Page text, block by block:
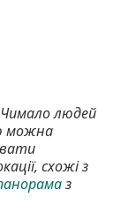
Чимало людей
можна
схожі з
з